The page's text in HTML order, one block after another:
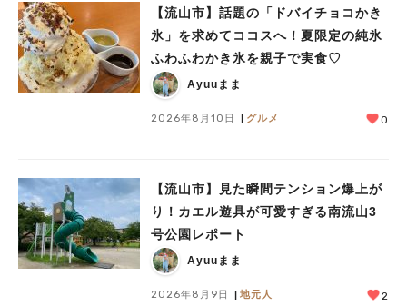
【流山市】話題の「ドバイチョコかき
氷」を求めてココスへ！夏限定の純氷
ふわふわかき氷を親子で実食♡
Ayuuまま
2026年8月10日 グルメ 0
【流山市】見た瞬間テンション爆上が
り！カエル遊具が可愛すぎる南流山3
号公園レポート
Ayuuまま
2026年8月9日 地元人 2